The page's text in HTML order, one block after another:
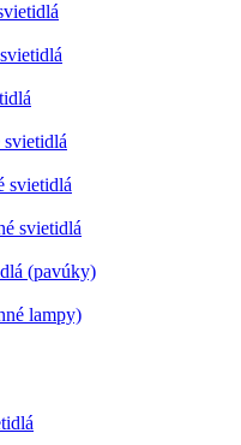
svietidlá
svietidlá
svietidlá
(pavúky)
lampy)